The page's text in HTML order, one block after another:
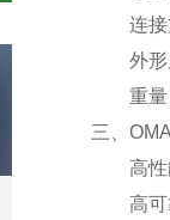
连
外
重
三、
高
高